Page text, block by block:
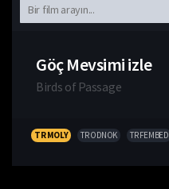
Göç Mevsimi izle
Birds of Passage
TR MOLY TR ODNOK TR FEMBED